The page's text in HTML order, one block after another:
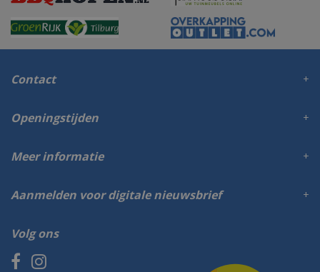
Contact
Volg ons
Openingstijden
Meer informatie
Aanmelden voor digitale nieuwsbrief